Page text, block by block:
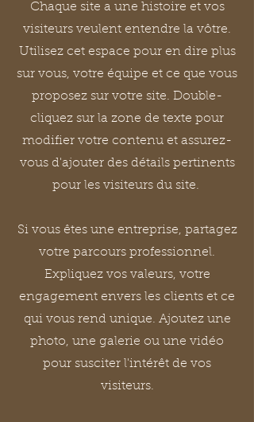
Chaque site a une histoire et vos
visiteurs veulent entendre la vôtre.
Utilisez cet espace pour en dire plus
sur vous, votre équipe et ce que vous
proposez sur votre site. Double-
cliquez sur la zone de texte pour
modifier votre contenu et assurez-
vous d'ajouter des détails pertinents
pour les visiteurs du site. ​
Si vous êtes une entreprise, partagez
votre parcours professionnel.
Expliquez vos valeurs, votre
engagement envers les clients et ce
qui vous rend unique. Ajoutez une
photo, une galerie ou une vidéo
pour susciter l'intérêt de vos
visiteurs.